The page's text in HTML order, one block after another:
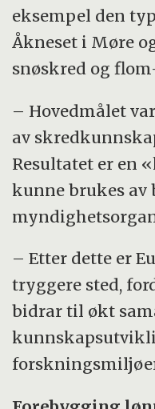
eksempel den
Åkneset i Møre
snøskred og
– Hovedmålet
av
Resultatet er en
kunne brukes av
– Etter dette er
tryggere sted,
bidrar til økt